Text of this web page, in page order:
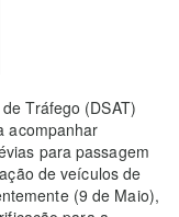
Tráfego (DSAT)
acompanhar
para passagem
de veículos de
(9 de Maio),